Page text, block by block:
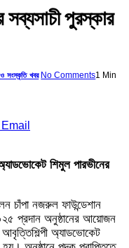
পুরস্কার
সংস্কৃতি খবর No Comments1 Min
Email
শিমুল পারভীনের
চাঁপা নজরুল ফাউন্ডেশান
প্রদান অনুষ্ঠানের আয়োজন
অ্যাডভোকেট